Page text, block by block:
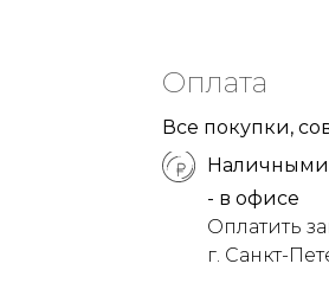
Оплата
Все покупки,
Наличными
- в офисе
Оплатить
г. Санкт-